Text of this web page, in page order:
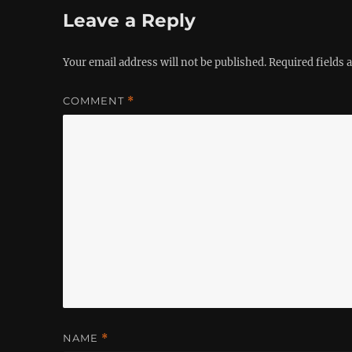
Leave a Reply
Your email address will not be published.Required fields
COMMENT *
NAME *